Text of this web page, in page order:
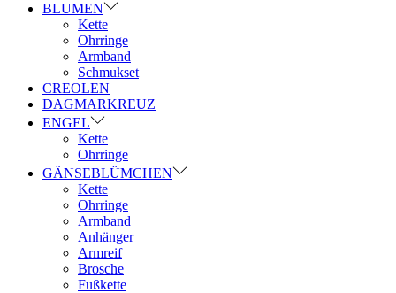
BLUMEN
Kette
Ohrringe
Armband
Schmukset
CREOLEN
DAGMARKREUZ
ENGEL
Kette
Ohrringe
GÄNSEBLÜMCHEN
Kette
Ohrringe
Armband
Anhänger
Armreif
Brosche
Fußkette